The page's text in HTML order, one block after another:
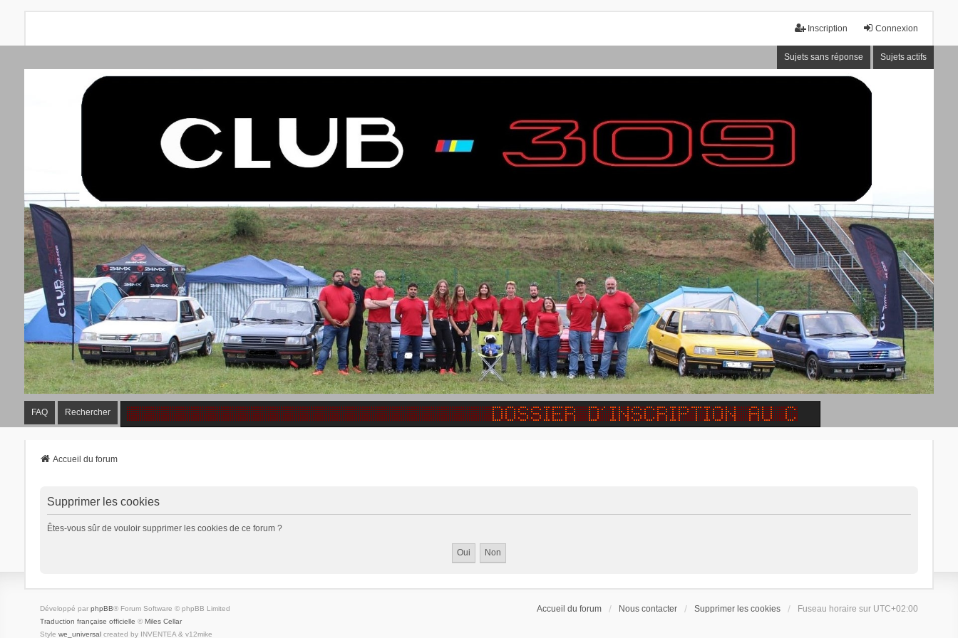
Connexion
Inscription
Sujets sans réponse Sujets actifs
FAQ Rechercher
Accueil du forum
Supprimer les cookies
Êtes-vous sûr de vouloir supprimer les cookies de ce forum ?
Accueil du forum Nous contacter Supprimer les cookies Fuseau horaire sur UTC+02:00
Développé par phpBB® Forum Software © phpBB Limited
Traduction française officielle © Miles Cellar
Style we_universalcreated by INVENTEA & v12mike